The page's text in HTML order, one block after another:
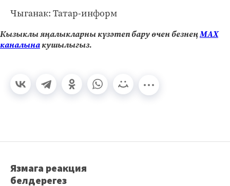
Чыганак: Татар-информ
Кызыклы яңалыкларны күзәтеп бару өчен безнеңМАХ
каналынакушылыгыз.
Язмага реакция
белдерегез